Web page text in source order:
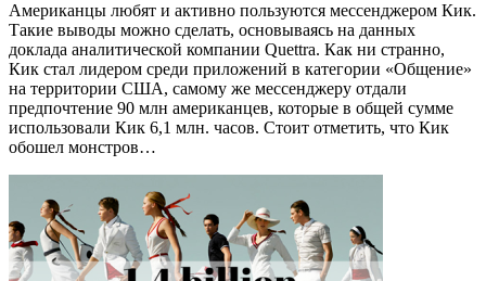
Американцы любят и активно пользуются мессенджером Кик.
Такие выводы можно сделать, основываясь на данных
доклада аналитической компании Quettra. Как ни странно,
Кик стал лидером среди приложений в категории «Общение»
на территории США, самому же мессенджеру отдали
предпочтение 90 млн американцев, которые в общей сумме
использовали Кик 6,1 млн. часов. Стоит отметить, что Кик
обошел монстров…